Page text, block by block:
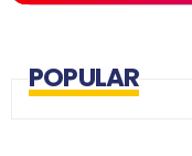
POPULAR